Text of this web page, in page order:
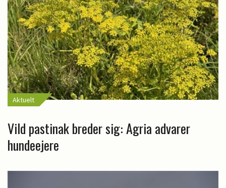
Aktuelt
Vild pastinak breder sig: Agria advarer
hundeejere